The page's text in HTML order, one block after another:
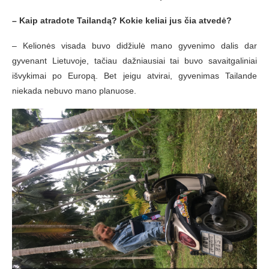
– Kaip atradote Tailandą? Kokie keliai jus čia atvedė?
– Kelionės visada buvo didžiulė mano gyvenimo dalis dar
gyvenant Lietuvoje, tačiau dažniausiai tai buvo savaitgaliniai
išvykimai po Europą. Bet jeigu atvirai, gyvenimas Tailande
niekada nebuvo mano planuose.